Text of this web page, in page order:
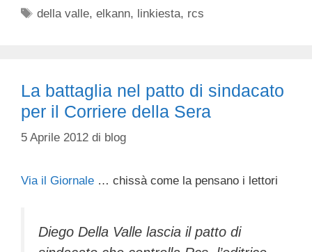
Tag
della valle,elkann, linkiesta, rcs
La battaglia nel patto di sindacato
per il Corriere della Sera
5 Aprile 2012 di blog
Via il Giornale … chissà come la pensano i lettori
Diego Della Valle lascia il patto di